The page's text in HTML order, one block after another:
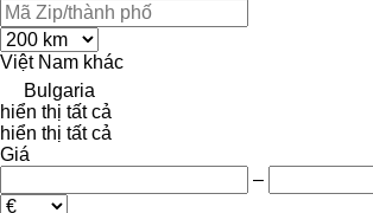
Việt Nam khác
Bulgaria
hiển thị tất cả
hiển thị tất cả
Giá
–